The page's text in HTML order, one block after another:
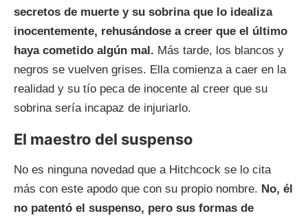
secretos de muerte y su sobrina que lo idealiza
inocentemente, rehusándose a creer que el último
haya cometido algún mal. Más tarde, los blancos y
negros se vuelven grises. Ella comienza a caer en la
realidad y su tío peca de inocente al creer que su
sobrina sería incapaz de injuriarlo.
El maestro del suspenso
No es ninguna novedad que a Hitchcock se lo cita
más con este apodo que con su propio nombre. No, él
no patentó el suspenso, pero sus formas de